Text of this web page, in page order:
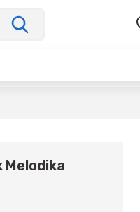
Melodika